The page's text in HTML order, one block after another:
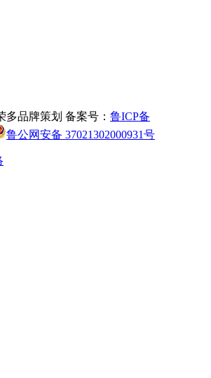
品牌策划 备案号： 鲁ICP备
鲁公网安备 37021302000931号